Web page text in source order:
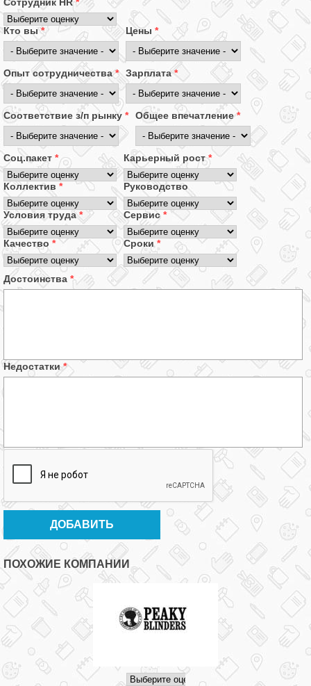
Кто вы* Цены *
Опыт сотрудничества* Зарплата*
Соответствие з/п рынку * Общее впечатление*
Соц.пакет * Карьерный рост*
Коллектив * Руководство
Условия труда* Сервис*
Качество * Сроки *
Достоинства *
Недостатки*
ПОХОЖИЕ КОМПАНИИ